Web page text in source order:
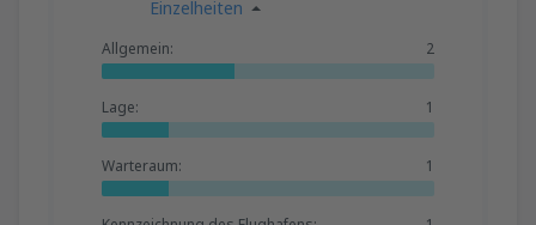
Einzelheiten
Allgemein: 2
Lage: 1
Warteraum: 1